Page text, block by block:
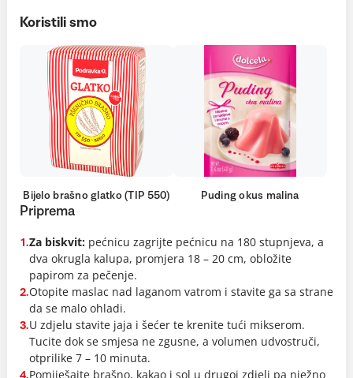
Koristili smo
Bijelo brašno glatko (TIP 550) Puding okus malina
Priprema
1.Za biskvit:pećnicu zagrijte pećnicu na 180 stupnjeva, a
dva okrugla kalupa, promjera 18 – 20 cm, obložite
papirom za pečenje.
2.Otopite maslac nad laganom vatrom i stavite ga sa strane
da se malo ohladi.
3.U zdjelu stavite jaja i šećer te krenite tući mikserom.
Tucite dok se smjesa ne zgusne, a volumen udvostruči,
otprilike 7 – 10 minuta.
4.Pomiješajte brašno, kakao i sol u drugoj zdjeli pa nježno